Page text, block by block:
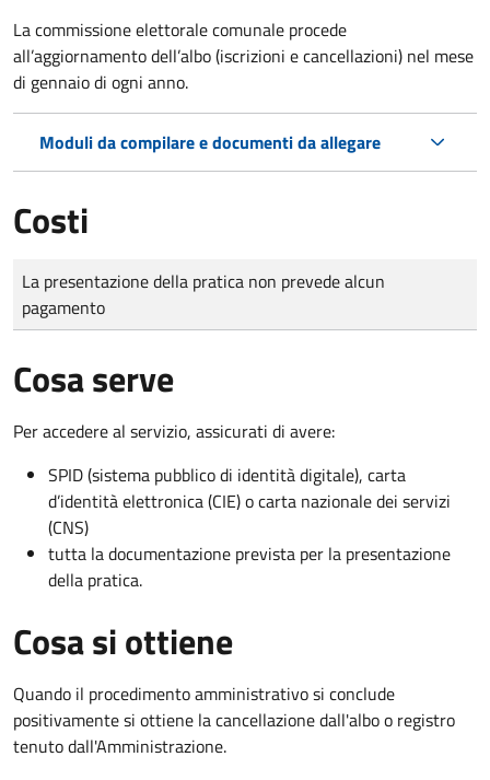
La commissione elettorale comunale procede
all’aggiornamento dell’albo (iscrizioni e cancellazioni) nel mese
di gennaio di ogni anno.
Moduli da compilare e documenti da allegare
Costi
Tipo di pagamento
Importo
La presentazione della pratica non prevede alcun
pagamento
Cosa serve
Per accedere al servizio, assicurati di avere:
SPID (sistema pubblico di identità digitale), carta
d’identità elettronica (CIE) o carta nazionale dei servizi
(CNS)
tutta la documentazione prevista per la presentazione
della pratica.
Cosa si ottiene
Quando il procedimento amministrativo si conclude
positivamente si ottiene la cancellazione dall'albo o registro
tenuto dall'Amministrazione.